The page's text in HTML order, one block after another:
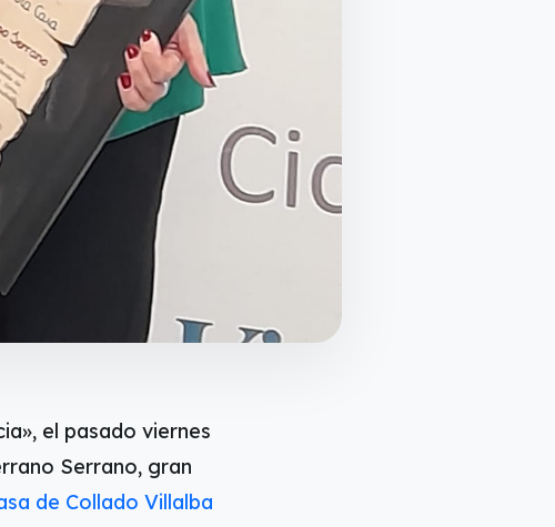
el pasado viernes
Serrano, gran
de Collado Villalba